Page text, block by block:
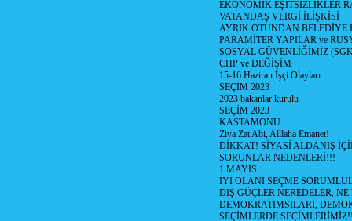
EKONOMİK EŞİTSİZLİKLER
VATANDAŞ VERGİ İLİŞKİSİ
AYRIK OTUNDAN
PARAMİTER YAPILAR ve
SOSYAL GÜVENLİĞİMİZ
CHP ve DEĞİŞİM
15-16 Haziran İşçi Olayları
SEÇİM 2023
2023 bakanlar kurulu
SEÇİM 2023
KASTAMONU
Ziya Zat Abi, Alllaha Emanet!
DİKKAT! SİYASİ ALDANIŞ
SORUNLAR NEDENLERİ!!!
1 MAYIS
İYİ OLANI SEÇME
DIŞ GÜÇLER NEREDELER,
DEMOKRATIMSILARI,
SEÇİMLERDE